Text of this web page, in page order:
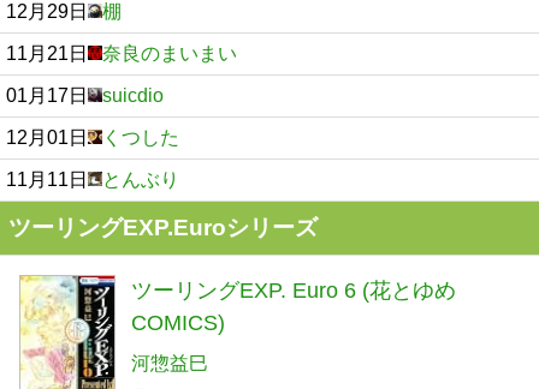
12月29日 棚
11月21日 奈良のまいまい
01月17日 suicdio
12月01日 くつした
11月11日 とんぶり
ツーリングEXP.Euroシリーズ
ツーリングEXP. Euro 6 (花とゆめ
COMICS)
河惣益巳